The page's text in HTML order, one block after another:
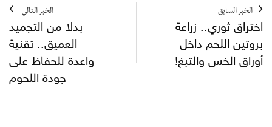
الخبر السابق
اختراق ثوري.. زراعة
بروتين اللحم داخل
أوراق الخس والتبغ!
الخبر التالي
بدلا من التجميد
العميق.. تقنية
واعدة للحفاظ على
جودة اللحوم